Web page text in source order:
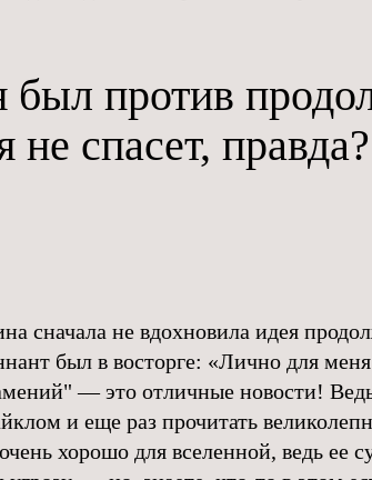
был против
не спасет, правда?
сначала не вдохновила идея
был в восторге: «Лично для
— это отличные новости! Ведь
и еще раз прочитать
хорошо для вселенной, ведь ее